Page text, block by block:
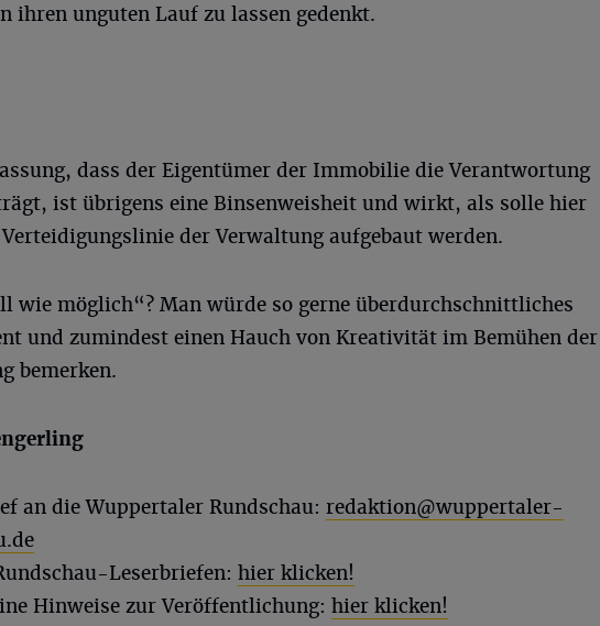
ihren unguten Lauf zu lassen gedenkt.
dass der Eigentümer der Immobilie die Verantwortung
ist übrigens eine Binsenweisheit und wirkt, als solle hier
der Verwaltung aufgebaut werden.
wie möglich“? Man würde so gerne überdurchschnittliches
und zumindest einen Hauch von Kreativität im Bemühen der
bemerken.
an die Wuppertaler Rundschau: redaktion@wuppertaler-
Leserbriefen: hier klicken!
Hinweise zur Veröffentlichung: hier klicken!